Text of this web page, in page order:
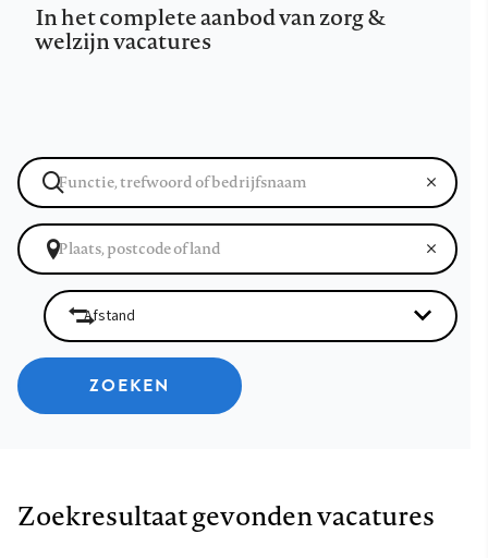
In het complete aanbod van zorg &
welzijn vacatures
ZOEKEN
Zoekresultaat gevonden vacatures